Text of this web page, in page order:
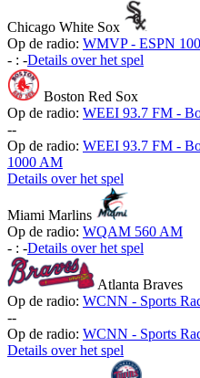
Chicago White Sox
Op de radio: WMVP - ESPN
- : -Details over het spel
Boston Red Sox
Op de radio: WEEI 93.7 FM -
--
Op de radio: WEEI 93.7 FM -
1000 AM
Details over het spel
Miami Marlins
Op de radio: WQAM 560 AM
- : -Details over het spel
Atlanta Braves
Op de radio: WCNN - Sports
--
Op de radio: WCNN - Sports
Details over het spel